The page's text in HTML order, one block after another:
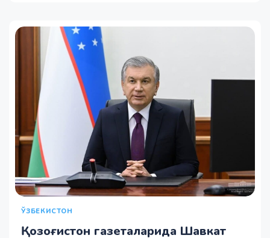
ЎЗБЕКИСТОН
Қозоғистон газеталарида Шавкат